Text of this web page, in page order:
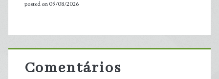
posted on 05/08/2026
Comentários